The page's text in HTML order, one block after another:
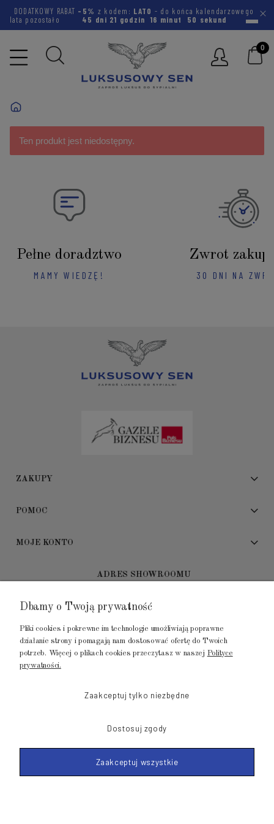
DODATKOWY RABAT -5% z kodem: LATO - do końca kalendarzowego
lata pozostało
45 dni 21 godzin 16 minut 50 sekund
Ten produkt jest niedostępny.
Pełne doradztwo
MAMY WIEDZĘ!
Zwrot
30 DNI NA
ZAKUPY
POMOC
MOJE KONTO
ADRES SHOWROOMU
GALERIA METROPOLIA
ul. Jana Kilińskiego 4
80-452 Gdańsk
© 2011-2026 LuksusowySen.pl
Dbamy o Twoją prywatność
Pliki cookies i pokrewne im technologie umożliwiają poprawne
działanie strony i pomagają nam dostosować ofertę do Twoich
potrzeb. Więcej o plikach cookies przeczytasz w naszej Polityce
prywatności.
Zaakceptuj tylko niezbędne
Dostosuj zgody
Zaakceptuj wszystkie